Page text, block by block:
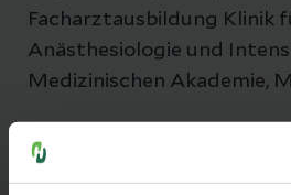
Facharztausbildung Klinik
Anästhesiologie und
Medizinischen Akademie,
09/1984 |Approbation als